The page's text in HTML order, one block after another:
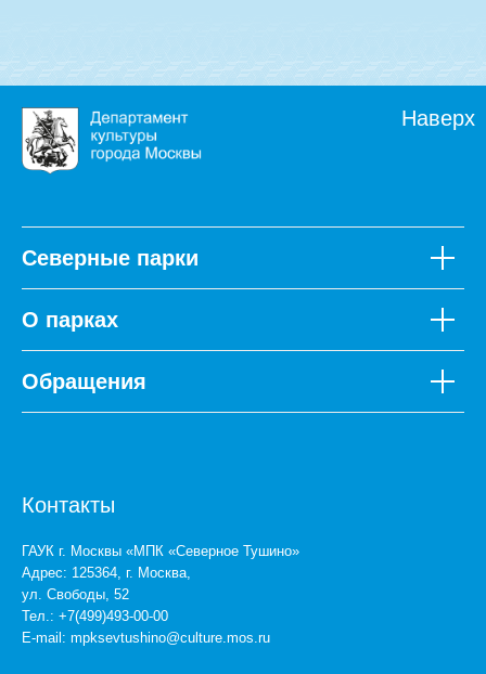
"Тушинский"
Наверх
Северные парки
О парках
Обращения
Контакты
ГАУК г. Москвы «МПК «Северное Тушино»
Адрес: 125364, г. Москва,
ул. Свободы, 52
Тел.: +7(499)493-00-00
E-mail: mpksevtushino@culture.mos.ru